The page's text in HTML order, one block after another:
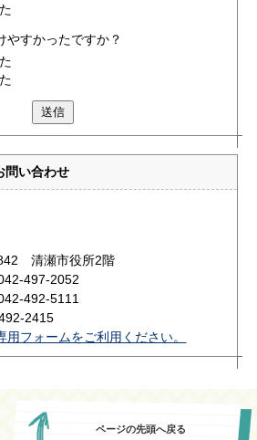
やすかったですか？
送信
問い合わせ
清瀬市役所2階
497-2052
492-5111
2415
用フォームをご利用ください。
ページの先頭へ戻る